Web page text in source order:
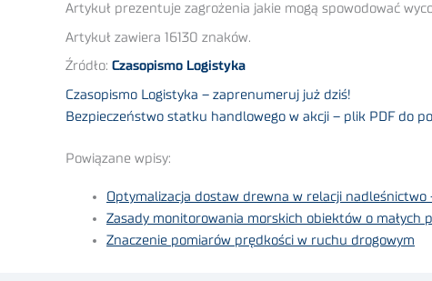
Artykuł prezentuje zagrożenia jakie mogą spowodować
Artykuł zawiera 16130 znaków.
Źródło: Czasopismo Logistyka
Czasopismo Logistyka – zaprenumeruj już dziś!
Bezpieczeństwo statku handlowego w akcji – plik PDF do
Powiązane wpisy:
Optymalizacja dostaw drewna w relacji
Zasady monitorowania morskich obiektów o małych
Znaczenie pomiarów prędkości w ruchu drogowym